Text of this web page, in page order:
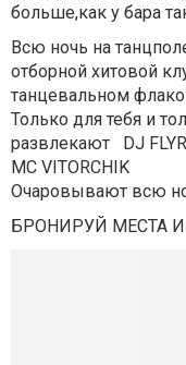
больше,как у бара
Всю ночь на
отборной хитовой
танцевальном
Только для тебя и
развлекают DJ
MC VITORCHIK
Очаровывают всю
БРОНИРУЙ МЕСТА И